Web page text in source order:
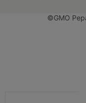
©GMO